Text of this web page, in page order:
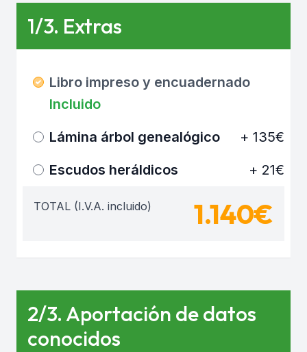
1/3. Extras
Libro impreso y encuadernado
Incluido
Lámina árbol genealógico
+ 135€
Escudos heráldicos
+ 21€
TOTAL (I.V.A. incluido) 1.140€
2/3. Aportación de datos
conocidos